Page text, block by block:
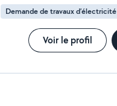
Demande de travaux d’électricité
Voir le profil